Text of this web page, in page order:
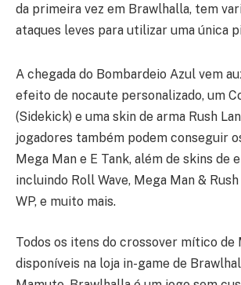
da primeira vez em Brawlhalla, tem
ataques leves para utilizar uma única
A chegada do Bombardeio Azul vem
efeito de nocaute personalizado, um
(Sidekick) e uma skin de arma Rush
jogadores também podem conseguir
Mega Man e E Tank, além de skins de
incluindo Roll Wave, Mega Man &
WP, e muito mais.
Todos os itens do crossover mítico de
disponíveis na loja in-game de